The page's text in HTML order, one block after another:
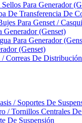
Para Generador
De Transferencia De
Para Genset /
Generador (Genset)
Para Generador
(Genset)
/ Correas De
/ Soportes De
/ Tornillos Centrales
De Suspensión